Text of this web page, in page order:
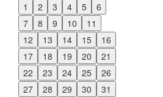
1 2 3 4 5
6
7
8 9 10
11
12
13 14 15
16
17
18 19 20
21
22
23 24 25
26
27
28 29 30
31
Previous
Next